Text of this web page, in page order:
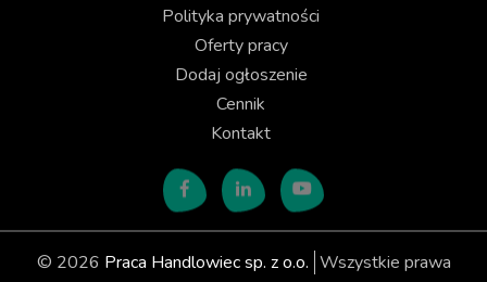
Polityka prywatności
Oferty pracy
Dodaj ogłoszenie
Cennik
Kontakt
© 2026 Praca Handlowiec sp. z o.o. Wszystkie prawa